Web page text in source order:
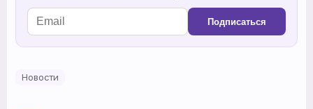
Подписаться
Новости